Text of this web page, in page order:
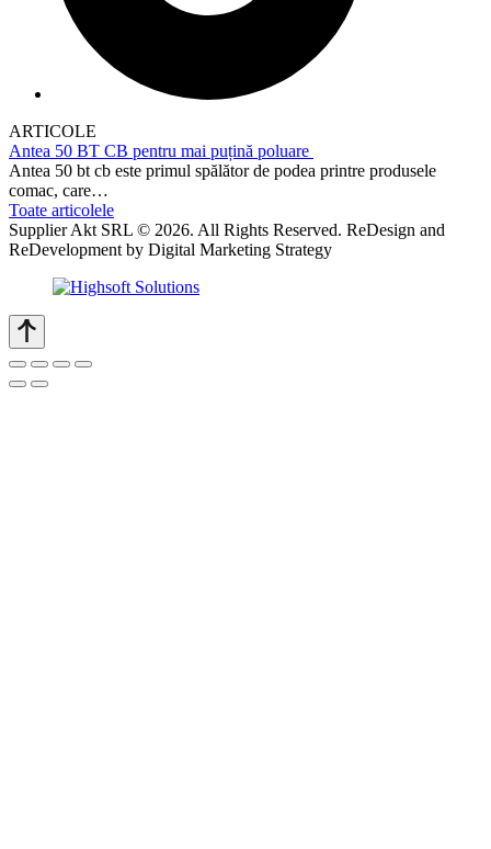
ARTICOLE
Antea 50 BT CB pentru mai puțină poluare
Antea 50 bt cb este primul spălător de podea printre produsele
comac, care…
Toate articolele
Supplier Akt SRL © 2026. All Rights Reserved. ReDesign and
ReDevelopment by Digital Marketing Strategy